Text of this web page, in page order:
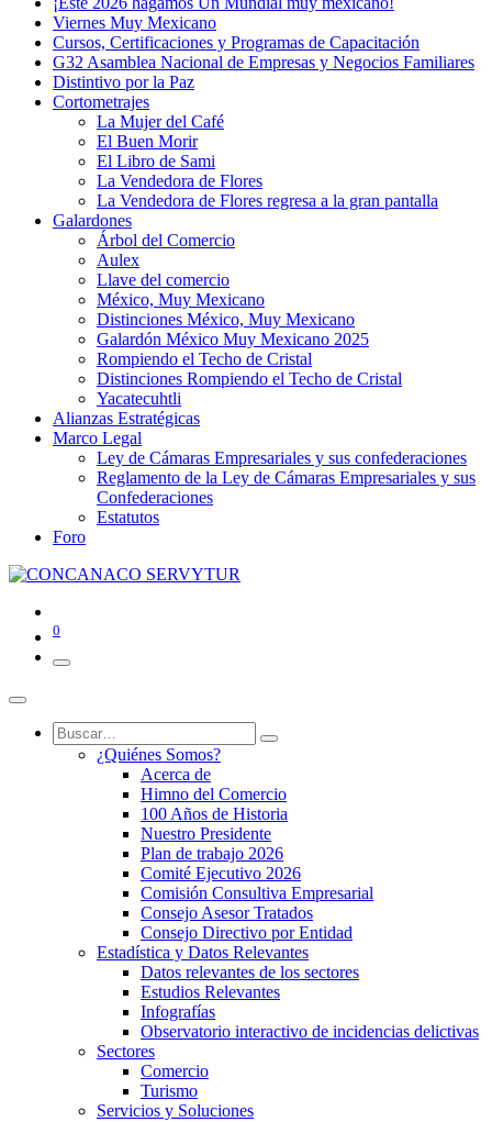
Viernes Muy Mexicano
Cursos, Certificaciones y Programas de Capacitación
G32 Asamblea Nacional de Empresas y Negocios Familiares
Distintivo por la Paz
Cortometrajes
La Mujer del Café
El Buen Morir
El Libro de Sami
La Vendedora de Flores
La Vendedora de Flores regresa a la gran pantalla
Galardones
Árbol del Comercio
Aulex
Llave del comercio
México, Muy Mexicano
Distinciones México, Muy Mexicano
Galardón México Muy Mexicano 2025
Rompiendo el Techo de Cristal
Distinciones Rompiendo el Techo de Cristal
Yacatecuhtli
Alianzas Estratégicas
Marco Legal
Ley de Cámaras Empresariales y sus confederaciones
Reglamento de la Ley de Cámaras Empresariales y sus
Confederaciones
Estatutos
Foro
0
¿Quiénes Somos?
Acerca de
Himno del Comercio
100 Años de Historia
Nuestro Presidente
Plan de trabajo 2026
Comité Ejecutivo 2026
Comisión Consultiva Empresarial
Consejo Asesor Tratados
Consejo Directivo por Entidad
Estadística y Datos Relevantes
Datos relevantes de los sectores
Estudios Relevantes
Infografías
Observatorio interactivo de incidencias delictivas
Sectores
Comercio
Turismo
Servicios y Soluciones